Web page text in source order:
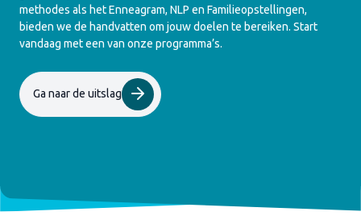
methodes als het Enneagram, NLP en Familieopstellingen,
bieden we de handvatten om jouw doelen te bereiken. Start
vandaag met een van onze programma’s.
Ga naar de uitslag